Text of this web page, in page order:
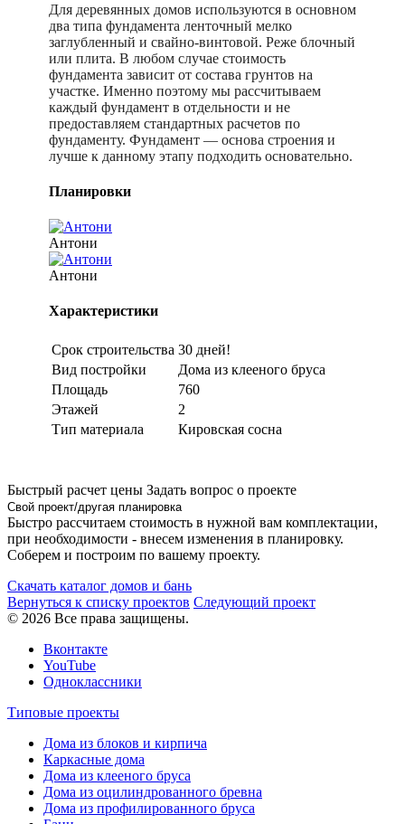
Для деревянных домов используются в основном
два типа фундамента ленточный мелко
заглубленный и свайно-винтовой. Реже блочный
или плита. В любом случае стоимость
фундамента зависит от состава грунтов на
участке. Именно поэтому мы рассчитываем
каждый фундамент в отдельности и не
предоставляем стандартных расчетов по
фундаменту. Фундамент — основа строения и
лучше к данному этапу подходить основательно.
Планировки
Антони
Антони
Характеристики
Срок строительства 30 дней!
Вид постройки
Дома из клееного бруса
Площадь
760
Этажей
2
Тип материала
Кировская сосна
Быстрый расчет цены Задать вопрос о проекте
Свой проект/другая планировка
Быстро рассчитаем стоимость в нужной вам комплектации,
при необходимости - внесем изменения в планировку.
Соберем и построим по вашему проекту.
Скачать каталог домов и бань
Вернуться к списку проектов Следующий проект
© 2026 Все права защищены.
Вконтакте
YouTube
Одноклассники
Типовые проекты
Дома из блоков и кирпича
Каркасные дома
Дома из клееного бруса
Дома из оцилиндрованного бревна
Дома из профилированного бруса